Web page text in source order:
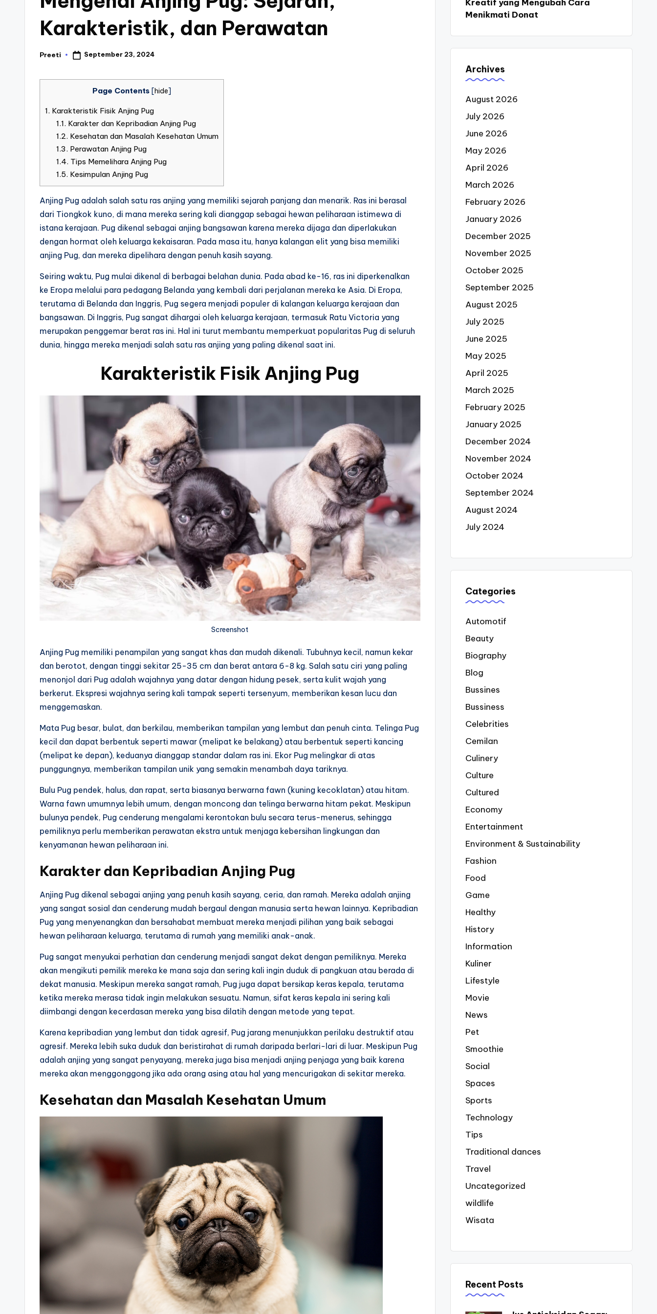
Karakteristik, dan Perawatan
Posted
Preeti September 23, 2024
Page Contents [hide]
1. Karakteristik Fisik Anjing Pug
1.1. Karakter dan Kepribadian Anjing Pug
1.2. Kesehatan dan Masalah Kesehatan Umum
1.3. Perawatan Anjing Pug
1.4. Tips Memelihara Anjing Pug
1.5. Kesimpulan Anjing Pug
Anjing Pug adalah salah satu ras anjing yang memiliki sejarah panjang dan menarik. Ras ini berasal
dari Tiongkok kuno, di mana mereka sering kali dianggap sebagai hewan peliharaan istimewa di
istana kerajaan. Pug dikenal sebagai anjing bangsawan karena mereka dijaga dan diperlakukan
dengan hormat oleh keluarga kekaisaran. Pada masa itu, hanya kalangan elit yang bisa memiliki
anjing Pug, dan mereka dipelihara dengan penuh kasih sayang.
Seiring waktu, Pug mulai dikenal di berbagai belahan dunia. Pada abad ke-16, ras ini diperkenalkan
ke Eropa melalui para pedagang Belanda yang kembali dari perjalanan mereka ke Asia. Di Eropa,
terutama di Belanda dan Inggris, Pug segera menjadi populer di kalangan keluarga kerajaan dan
bangsawan. Di Inggris, Pug sangat dihargai oleh keluarga kerajaan, termasuk Ratu Victoria yang
merupakan penggemar berat ras ini. Hal ini turut membantu memperkuat popularitas Pug di seluruh
dunia, hingga mereka menjadi salah satu ras anjing yang paling dikenal saat ini.
Karakteristik Fisik Anjing Pug
Screenshot
Anjing Pug memiliki penampilan yang sangat khas dan mudah dikenali. Tubuhnya kecil, namun kekar
dan berotot, dengan tinggi sekitar 25-35 cm dan berat antara 6-8 kg. Salah satu ciri yang paling
menonjol dari Pug adalah wajahnya yang datar dengan hidung pesek, serta kulit wajah yang
berkerut. Ekspresi wajahnya sering kali tampak seperti tersenyum, memberikan kesan lucu dan
menggemaskan.
Mata Pug besar, bulat, dan berkilau, memberikan tampilan yang lembut dan penuh cinta. Telinga Pug
kecil dan dapat berbentuk seperti mawar (melipat ke belakang) atau berbentuk seperti kancing
(melipat ke depan), keduanya dianggap standar dalam ras ini. Ekor Pug melingkar di atas
punggungnya, memberikan tampilan unik yang semakin menambah daya tariknya.
Bulu Pug pendek, halus, dan rapat, serta biasanya berwarna fawn (kuning kecoklatan) atau hitam.
Warna fawn umumnya lebih umum, dengan moncong dan telinga berwarna hitam pekat. Meskipun
bulunya pendek, Pug cenderung mengalami kerontokan bulu secara terus-menerus, sehingga
pemiliknya perlu memberikan perawatan ekstra untuk menjaga kebersihan lingkungan dan
kenyamanan hewan peliharaan ini.
Karakter dan Kepribadian Anjing Pug
Anjing Pug dikenal sebagai anjing yang penuh kasih sayang, ceria, dan ramah. Mereka adalah anjing
yang sangat sosial dan cenderung mudah bergaul dengan manusia serta hewan lainnya. Kepribadian
Pug yang menyenangkan dan bersahabat membuat mereka menjadi pilihan yang baik sebagai
hewan peliharaan keluarga, terutama di rumah yang memiliki anak-anak.
Pug sangat menyukai perhatian dan cenderung menjadi sangat dekat dengan pemiliknya. Mereka
akan mengikuti pemilik mereka ke mana saja dan sering kali ingin duduk di pangkuan atau berada di
dekat manusia. Meskipun mereka sangat ramah, Pug juga dapat bersikap keras kepala, terutama
ketika mereka merasa tidak ingin melakukan sesuatu. Namun, sifat keras kepala ini sering kali
diimbangi dengan kecerdasan mereka yang bisa dilatih dengan metode yang tepat.
Karena kepribadian yang lembut dan tidak agresif, Pug jarang menunjukkan perilaku destruktif atau
agresif. Mereka lebih suka duduk dan beristirahat di rumah daripada berlari-lari di luar. Meskipun Pug
adalah anjing yang sangat penyayang, mereka juga bisa menjadi anjing penjaga yang baik karena
mereka akan menggonggong jika ada orang asing atau hal yang mencurigakan di sekitar mereka.
Kesehatan dan Masalah Kesehatan Umum
Kreatif yang Mengubah Cara
Menikmati Donat
Archives
August 2026
July 2026
June 2026
May 2026
April 2026
March 2026
February 2026
January 2026
December 2025
November 2025
October 2025
September 2025
August 2025
July 2025
June 2025
May 2025
April 2025
March 2025
February 2025
January 2025
December 2024
November 2024
October 2024
September 2024
August 2024
July 2024
Categories
Automotif
Beauty
Biography
Blog
Bussines
Bussiness
Celebrities
Cemilan
Culinery
Culture
Cultured
Economy
Entertainment
Environment & Sustainability
Fashion
Food
Game
Healthy
History
Information
Kuliner
Lifestyle
Movie
News
Pet
Smoothie
Social
Spaces
Sports
Technology
Tips
Traditional dances
Travel
Uncategorized
wildlife
Wisata
Recent Posts